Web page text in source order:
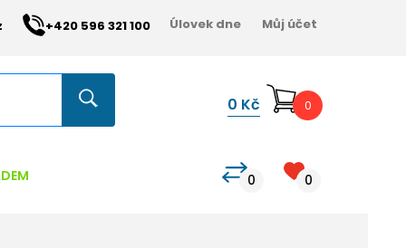
+420 596 321 100 Úlovek dne Můj účet
0 Kč 0
0 0